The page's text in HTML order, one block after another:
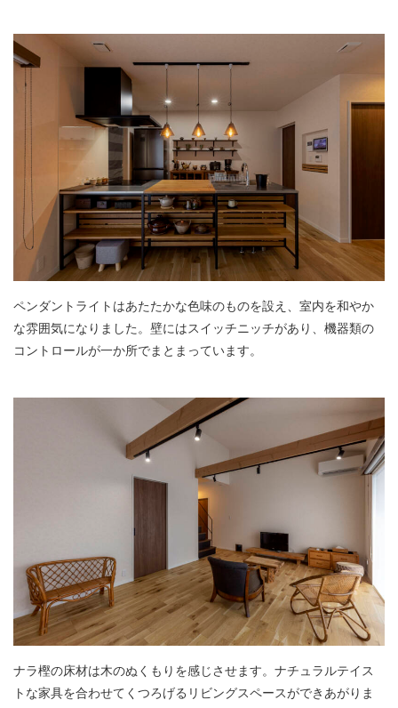
ペンダントライトはあたたかな色味のものを設え、室内を和やか
な雰囲気になりました。壁にはスイッチニッチがあり、機器類の
コントロールが一か所でまとまっています。
ナラ樫の床材は木のぬくもりを感じさせます。ナチュラルテイス
トな家具を合わせてくつろげるリビングスペースができあがりま